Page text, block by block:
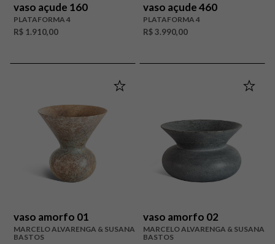
vaso açude 160
PLATAFORMA 4
R$ 1.910,00
vaso açude 460
PLATAFORMA 4
R$ 3.990,00
vaso amorfo 01
MARCELO ALVARENGA & SUSANA
BASTOS
vaso amorfo 02
MARCELO ALVARENGA & SUSANA
BASTOS